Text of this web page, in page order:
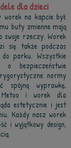
dla dzieci
worek na kapcie był
buty zmienne mają
swoje rzeczy. Worek
się także podczas
parku. Wszystkie
bezpieczeństwie
normy
wyprawkę,
Metoo i worek dla
estetycznie i jest
Każdy nasz worek
i wyjątkowy design,